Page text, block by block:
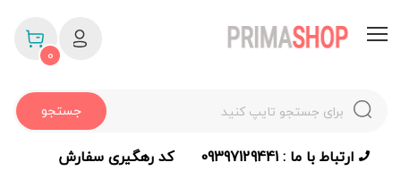
جستجو
0
ارتباط با ما : 09397129441 کد رهگیری سفارش